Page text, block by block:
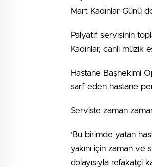
Mart Kadınlar Günü
Palyatif servisinin
Kadınlar, canlı
Hastane Başhekimi
sarf eden hastane
Serviste zaman
‘Bu birimde yatan
yakını için zaman ve
dolayısıyla refakatçi